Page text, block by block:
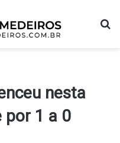
nesta
por 1 a 0